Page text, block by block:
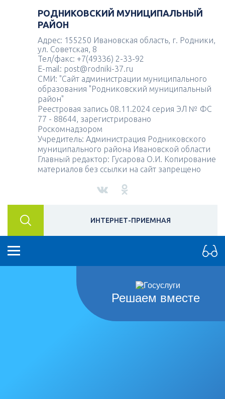
РОДНИКОВСКИЙ МУНИЦИПАЛЬНЫЙ
РАЙОН
Адрес: 155250 Ивановская область, г. Родники,
ул. Советская, 8
Тел/факс: +7(49336) 2-33-92
E-mail: post@rodniki-37.ru
СМИ: "Сайт администрации муниципального
образования "Родниковский муниципальный
район"
Реестровая запись 08.11.2024 серия ЭЛ № ФС
77 - 88644, зарегистрировано
Роскомнадзором
Учредитель: Администрация Родниковского
муниципального района Ивановской области
Главный редактор: Гусарова О.И. Копирование
материалов без ссылки на сайт запрещено
ИНТЕРНЕТ-ПРИЕМНАЯ
Решаем вместе